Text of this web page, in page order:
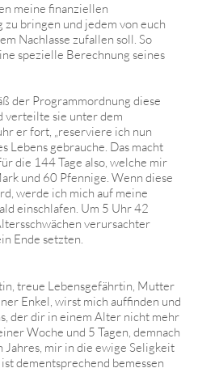
meine finanziellen
bringen und jedem von euch
Nachlasse zufallen soll. So
spezielle Berechnung seines
der Programmordnung diese
verteilte sie unter dem
er fort, „reserviere ich nun
Lebens gebrauche. Das macht
die 144 Tage also, welche mir
und 60 Pfennige. Wenn diese
werde ich mich auf meine
einschlafen. Um 5 Uhr 42
verursachter
Ende setzten.
treue Lebensgefährtin, Mutter
Enkel, wirst mich auffinden und
der dir in einem Alter nicht mehr
Woche und 5 Tagen, demnach
Jahres, mir in die ewige Seligkeit
dementsprechend bemessen